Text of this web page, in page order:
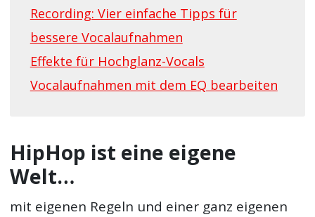
Recording: Vier einfache Tipps für
bessere Vocalaufnahmen
Effekte für Hochglanz-Vocals
Vocalaufnahmen mit dem EQ bearbeiten
HipHop ist eine eigene
Welt…
mit eigenen Regeln und einer ganz eigenen